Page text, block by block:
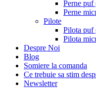
Perne puf
Perne
Pilote
Pilota puf
Pilota
Despre Noi
Blog
Somiere la comanda
Ce trebuie sa stim
Newsletter